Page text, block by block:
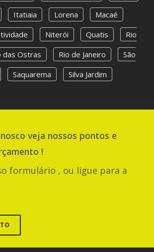
Itatiaia Lorena
Macaé
Niterói Quatis
Rio
das Ostras Rio de Janeiro
São
Saquarema Silva Jardim
veja nossos pontos e
!
formulário , ou ligue para a